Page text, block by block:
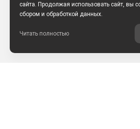
сайта. Продолжая использовать сайт, вы
сбором и обработкой данных.
Читать полностью